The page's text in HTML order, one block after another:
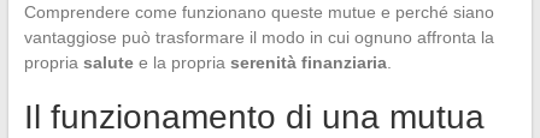
Comprendere come funzionano queste mutue e perché siano
vantaggiose può trasformare il modo in cui ognuno affronta la
propria salutee la propria serenità finanziaria.
Il funzionamento di una mutua